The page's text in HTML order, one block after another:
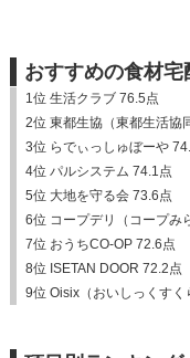
おすすめの食材
1位 生活クラブ 76.5点
2位 東都生協（東都生活協
3位 らでぃっしゅぼーや
4位 パルシステム 74.1点
5位 大地を守る会 73.6点
6位 コープデリ（コープみ
7位 おうちCO-OP 72.6点
8位 ISETAN DOOR 72.2点
9位 Oisix（おいしっくすく